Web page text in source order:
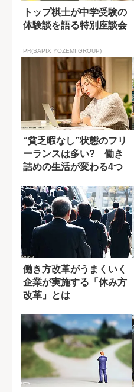
トップ棋士が中学受験の
体験談を語る特別座談会
PR(SAPIX YOZEMI GROUP)
“貧乏暇なし”状態のフリ
ーランスは多い? 働き
詰めの生活が変わる4つ
働き方改革がうまくいく
企業が実施する「休み方
改革」とは